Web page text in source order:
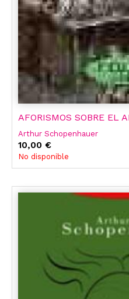
AFORISMOS SOBRE EL
Arthur Schopenhauer
10,00 €
No disponible